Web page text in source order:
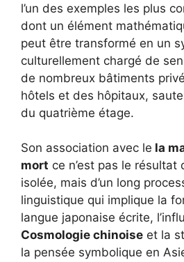
l’un des exemples les plus
dont un élément
peut être transformé en un
culturellement chargé de
de nombreux bâtiments
hôtels et des hôpitaux,
du quatrième étage.
Son association avec le la
mort ce n’est pas le résultat
isolée, mais d’un long
linguistique qui implique la
langue japonaise écrite,
Cosmologie chinoise et la
la pensée symbolique en